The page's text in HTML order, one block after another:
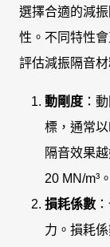
選擇合適的減
性。不同特性
評估減振隔音
動剛度 ：
標，通常
隔音效果
20 MN/m³。
損耗係數
力。損耗